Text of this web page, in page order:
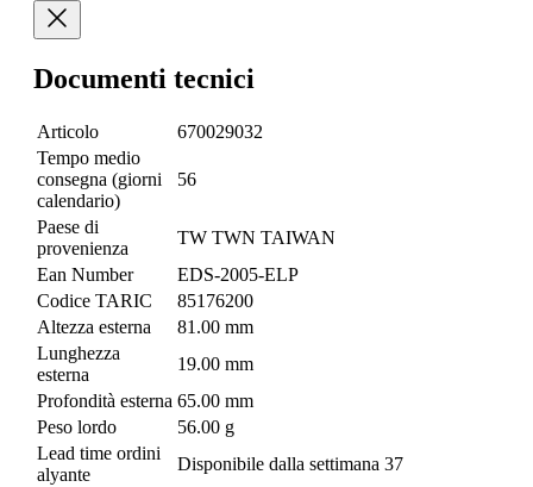
Documenti tecnici
Articolo
670029032
Tempo medio
consegna (giorni
calendario)
56
Paese di
provenienza
TW TWN TAIWAN
Ean Number
EDS-2005-ELP
Codice TARIC
85176200
Altezza esterna
81.00 mm
Lunghezza
esterna
19.00 mm
Profondità esterna 65.00 mm
Peso lordo
56.00 g
Lead time ordini
alyante
Disponibile dalla settimana 37